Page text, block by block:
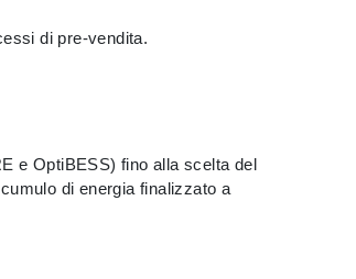
di pre-vendita.
e OptiBESS) fino alla scelta del
di energia finalizzato a